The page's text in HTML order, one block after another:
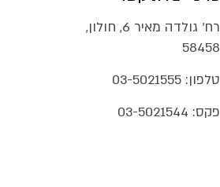
רח׳ גולדה מאיר 6, חולון,
58458
טלפון: 03-5021555
פקס: 03-5021544